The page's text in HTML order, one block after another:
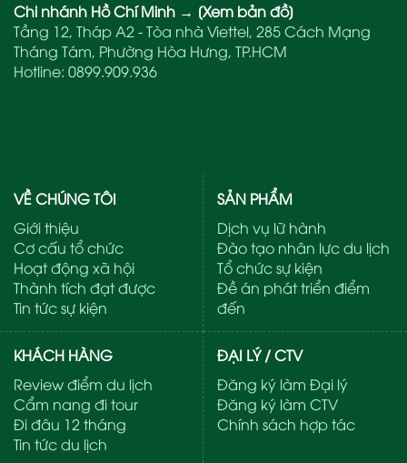
Chi nhánh Hồ Chí Minh → [Xem bản đồ]
Tầng 12, Tháp A2 - Tòa nhà Viettel, 285 Cách Mạng
Tháng Tám, Phường Hòa Hưng, TP.HCM
Hotline: 0899.909.936
VỀ CHÚNG TÔI
Giới thiệu
Cơ cấu tổ chức
Hoạt động xã hội
Thành tích đạt được
Tin tức sự kiện
SẢN PHẨM
Dịch vụ lữ hành
Đào tạo nhân lực du lịch
Tổ chức sự kiện
Đề án phát triển điểm
đến
KHÁCH HÀNG
Review điểm du lịch
Cẩm nang đi tour
Đi đâu 12 tháng
Tin tức du lịch
ĐẠI LÝ / CTV
Đăng ký làm Đại lý
Đăng ký làm CTV
Chính sách hợp tác